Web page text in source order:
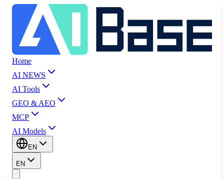
Home
AI NEWS
AI Tools
GEO & AEO
MCP
AI Models
EN
EN